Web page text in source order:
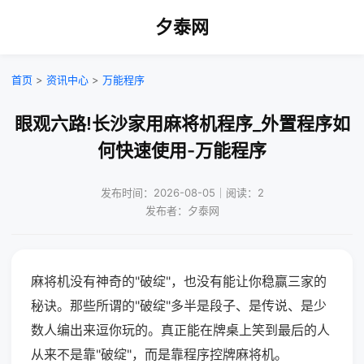
夕泰网
首页 > 资讯中心 > 万能程序
眼观六路!长沙家用麻将机程序_外置程序如
何快速使用-万能程序
发布时间：2026-08-05｜阅读：2
发布者：夕泰网
麻将机没有神奇的"破绽"，也没有能让你稳赢三家的
秘诀。那些所谓的"破绽"多半是段子、是传说、是少
数人编出来逗你玩的。真正能在牌桌上笑到最后的人
从来不是靠"破绽"，而是靠程序控牌麻将机。